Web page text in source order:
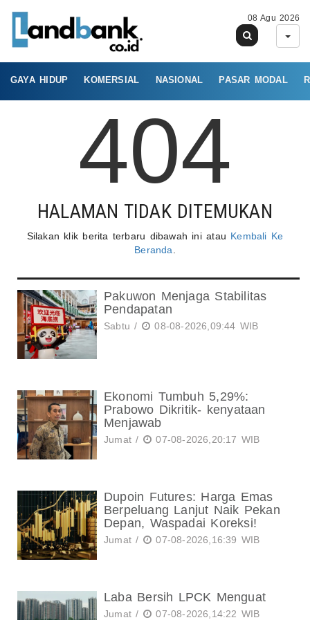
08 Agu 2026
GAYA HIDUP KOMERSIAL NASIONAL PASAR MODAL
404
HALAMAN TIDAK DITEMUKAN
Silakan klik berita terbaru dibawah ini atau Kembali Ke
Beranda
Pakuwon Menjaga Stabilitas
Pendapatan
Sabtu / 08-08-2026,09:44 WIB
Ekonomi Tumbuh 5,29%:
Prabowo Dikritik- kenyataan
Menjawab
Jumat / 07-08-2026,20:17 WIB
Dupoin Futures: Harga Emas
Berpeluang Lanjut Naik Pekan
Depan, Waspadai Koreksi!
Jumat / 07-08-2026,16:39 WIB
Laba Bersih LPCK Menguat
Jumat / 07-08-2026,14:22 WIB